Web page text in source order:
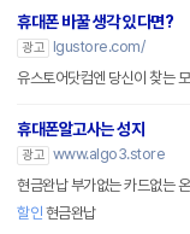
휴대폰 바꿀 생각 있다면?
광고
lgustore.com/
유스토어닷컴엔 당신이 찾는
휴대폰알고사는 성지
광고 www.algo3.store
현금완납 부가없는 카드없는
할인 현금완납